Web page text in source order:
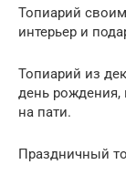
Топиарий
интерьер и
Топиарий из
день рождения,
на пати.
Праздничный